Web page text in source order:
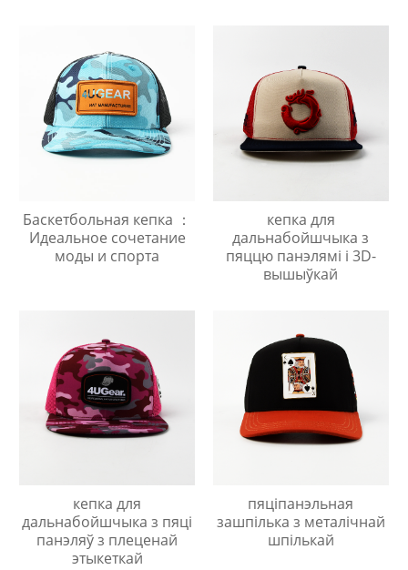
Баскетбольная кепка ：
Идеальное сочетание
моды и спорта
кепка для
дальнабойшчыка з
пяццю панэлямі і 3D-
вышыўкай
кепка для
дальнабойшчыка з пяці
панэляў з плеценай
этыкеткай
пяціпанэльная
зашпілька з металічнай
шпількай